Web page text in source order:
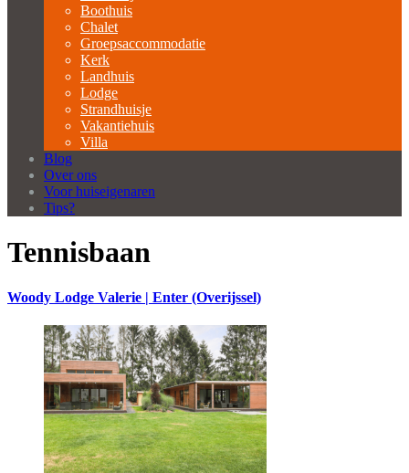
Boothuis
Chalet
Groepsaccommodatie
Kerk
Landhuis
Lodge
Strandhuisje
Vakantiehuis
Villa
Blog
Over ons
Voor huiseigenaren
Tips?
Tennisbaan
Woody Lodge Valerie | Enter (Overijssel)